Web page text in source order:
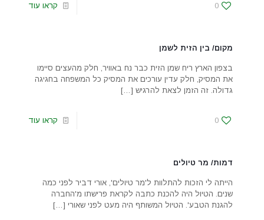
0 קראו עוד
מקום/ בין הזית לשמן
בצפון הארץ ריח שמן הזית כבר נח באוויר, חלק מהעצים סיימו
את המסיק, חלק עדין עורכים את המסיק כל המשפחה בחגיגה
גדולה. זה הזמן לצאת להרגיש […]
0 קראו עוד
דמות/ מר טיולים
הייתה לי הזכות להתלוות ל'מר טיולים', אורי דביר לפני כמה
שנים. הטיול היה להכנת כתבה לקראת פרישתו מ'החברה
להגנת הטבע'. הטיול המשותף היה מעט לפני שאורי […]